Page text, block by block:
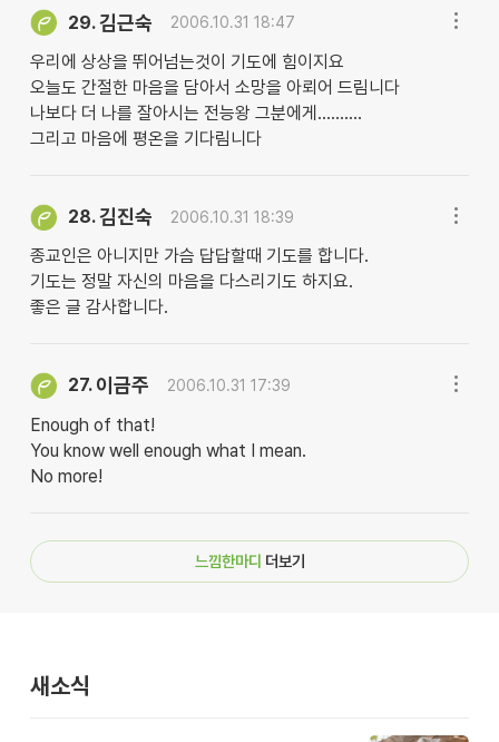
29.김근숙 2006.10.31 18:47
우리에 상상을 뛰어넘는것이 기도에 힘이지요
오늘도 간절한 마음을 담아서 소망을 아뢰어 드림니다
나보다 더 나를 잘아시는 전능왕 그분에게..........
그리고 마음에 평온을 기다림니다
28.김진숙 2006.10.31 18:39
종교인은 아니지만 가슴 답답할때 기도를 합니다.
기도는 정말 자신의 마음을 다스리기도 하지요.
좋은 글 감사합니다.
27. 이금주 2006.10.31 17:39
Enough of that!
You know well enough what I mean.
No more!
느낌한마디 더보기
새소식